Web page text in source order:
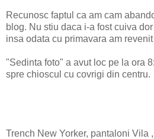
Recunosc faptul ca am cam
blog. Nu stiu daca i-a fost cuiva
insa odata cu primavara am
"Sedinta foto" a avut loc pe la ora
spre chioscul cu covrigi din centru.
Trench New Yorker, pantaloni Vila